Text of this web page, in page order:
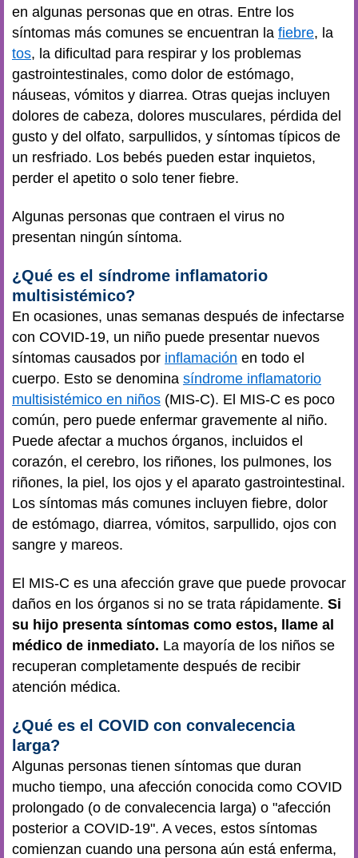
en algunas personas que en otras. Entre los
síntomas más comunes se encuentran la fiebre, la
tos, la dificultad para respirar y los problemas
gastrointestinales, como dolor de estómago,
náuseas, vómitos y diarrea. Otras quejas incluyen
dolores de cabeza, dolores musculares, pérdida del
gusto y del olfato, sarpullidos, y síntomas típicos de
un resfriado. Los bebés pueden estar inquietos,
perder el apetito o solo tener fiebre.
Algunas personas que contraen el virus no
presentan ningún síntoma.
¿Qué es el síndrome inflamatorio
multisistémico?
En ocasiones, unas semanas después de infectarse
con COVID-19, un niño puede presentar nuevos
síntomas causados por inflamación en todo el
cuerpo. Esto se denomina síndrome inflamatorio
multisistémico en niños (MIS-C). El MIS-C es poco
común, pero puede enfermar gravemente al niño.
Puede afectar a muchos órganos, incluidos el
corazón, el cerebro, los riñones, los pulmones, los
riñones, la piel, los ojos y el aparato gastrointestinal.
Los síntomas más comunes incluyen fiebre, dolor
de estómago, diarrea, vómitos, sarpullido, ojos con
sangre y mareos.
El MIS-C es una afección grave que puede provocar
daños en los órganos si no se trata rápidamente. Si
su hijo presenta síntomas como estos, llame al
médico de inmediato. La mayoría de los niños se
recuperan completamente después de recibir
atención médica.
¿Qué es el COVID con convalecencia
larga?
Algunas personas tienen síntomas que duran
mucho tiempo, una afección conocida como COVID
prolongado (o de convalecencia larga) o "afección
posterior a COVID-19". A veces, estos síntomas
comienzan cuando una persona aún está enferma,